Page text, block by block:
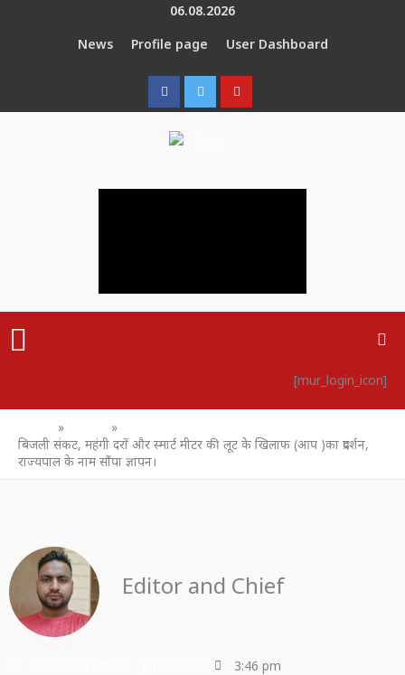
06.08.2026
News
Profile page User Dashboard
Menu
[mur_login_icon]
बिजली संकट, महंगी दरों और स्मार्ट मीटर की लूट के खिलाफ (आप )का प्रदर्शन,
राज्यपाल के नाम सौंपा ज्ञापन।
Editor and Chief
3:46 pm